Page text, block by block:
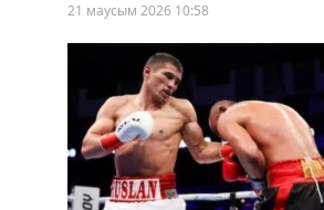
21 маусым 2026 10:58